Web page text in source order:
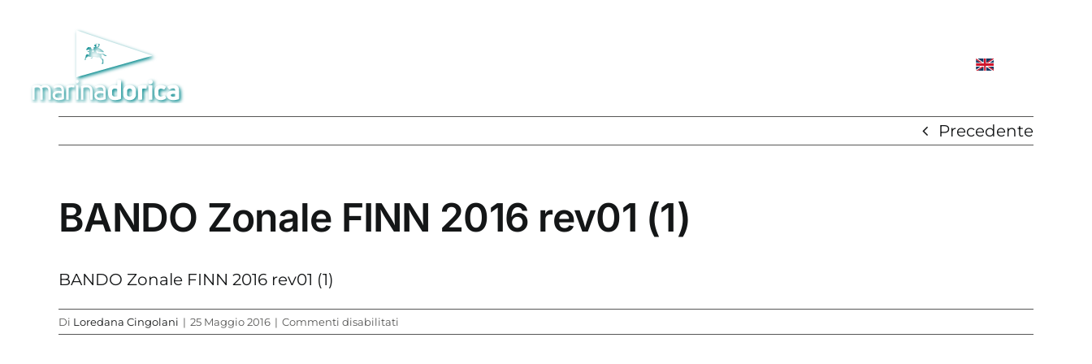
contenuto
Precedente
BANDO Zonale FINN 2016 rev01 (1)
BANDO Zonale FINN 2016 rev01 (1)
Di Loredana Cingolani | 25 Maggio 2016 | Commenti disabilitati
BANDO